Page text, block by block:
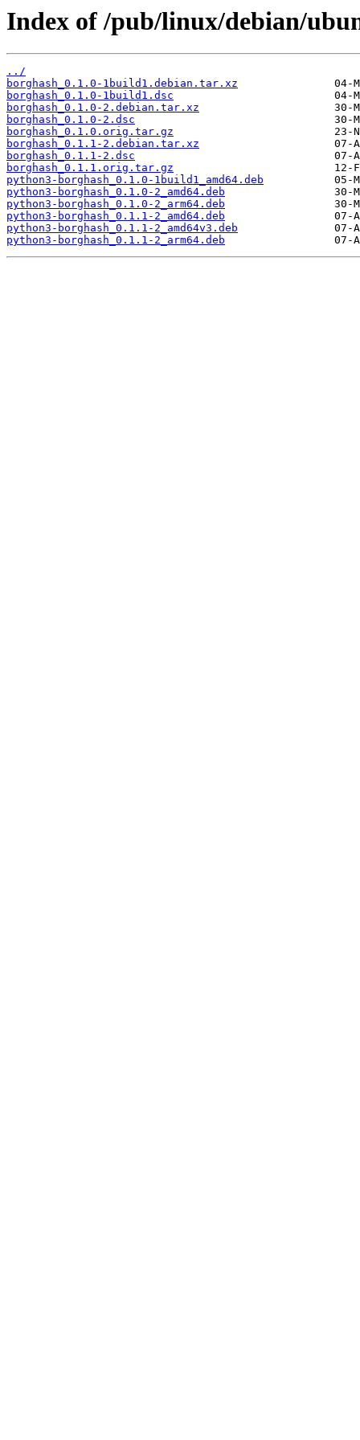
Index of /pub/linux/debian/
../
borghash_0.1.0-1build1.debian.tar.xz
borghash_0.1.0-1build1.dsc
borghash_0.1.0-2.debian.tar.xz
borghash_0.1.0-2.dsc
borghash_0.1.0.orig.tar.gz
borghash_0.1.1-2.debian.tar.xz
borghash_0.1.1-2.dsc
borghash_0.1.1.orig.tar.gz
python3-borghash_0.1.0-1build1_amd64.deb
python3-borghash_0.1.0-2_amd64.deb
python3-borghash_0.1.0-2_arm64.deb
python3-borghash_0.1.1-2_amd64.deb
python3-borghash_0.1.1-2_amd64v3.deb
python3-borghash_0.1.1-2_arm64.deb